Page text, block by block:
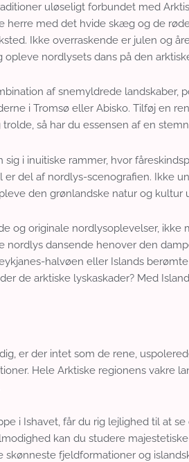
uløseligt forbundet med
herre med det hvide skæg og de
Ikke overraskende er julen og
nordlysets dans på den
af snemyldrede landskaber,
i Tromsø eller Abisko. Tilføj en
så har du essensen af en
sig i inuitiske rammer, hvor
er del af nordlys-scenografien. Ikke
den grønlandske natur og kultur
og originale nordlysoplevelser, ikke
nordlys dansende henover den
halvøen eller Islands
de arktiske lyskaskader? Med
er der intet som de rene,
Hele Arktiske regionens vakre
i Ishavet, får du rig lejlighed til at
kan du studere
fjeldformationer og